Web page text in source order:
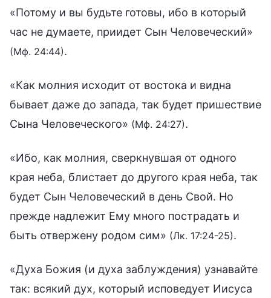
«Потому и вы будьте готовы, ибо в который
час не думаете, приидет Сын Человеческий»
(Мф. 24:44).
«Как молния исходит от востока и видна
бывает даже до запада, так будет пришествие
Сына Человеческого» (Мф. 24:27).
«Ибо, как молния, сверкнувшая от одного
края неба, блистает до другого края неба, так
будет Сын Человеческий в день Свой. Но
прежде надлежит Ему много пострадать и
быть отвержену родом сим» (Лк. 17:24-25).
«Духа Божия (и духа заблуждения) узнавайте
так: всякий дух, который исповедует Иисуса